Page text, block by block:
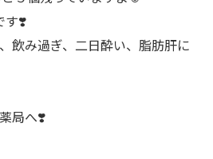
す❣️
飲み過ぎ、二日酔い、脂肪肝に
局へ❣️